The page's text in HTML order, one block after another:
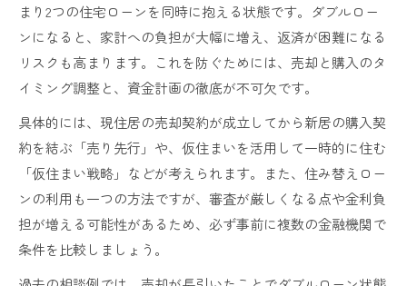
まり2つの住宅ローンを同時に抱える状態です。ダブルロー
ンになると、家計への負担が大幅に増え、返済が困難になる
リスクも高まります。これを防ぐためには、売却と購入のタ
イミング調整と、資金計画の徹底が不可欠です。
具体的には、現住居の売却契約が成立してから新居の購入契
約を結ぶ「売り先行」や、仮住まいを活用して一時的に住む
「仮住まい戦略」などが考えられます。また、住み替えロー
ンの利用も一つの方法ですが、審査が厳しくなる点や金利負
担が増える可能性があるため、必ず事前に複数の金融機関で
条件を比較しましょう。